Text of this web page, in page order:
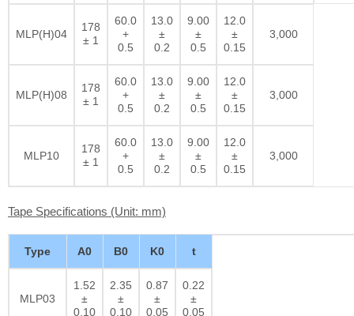
MLP(H)04
178
± 1
60.0
+
0.5
13.0
±
0.2
9.00
±
0.5
12.0
±
0.15
3,000
MLP(H)08
178
± 1
60.0
+
0.5
13.0
±
0.2
9.00
±
0.5
12.0
±
0.15
3,000
MLP10
178
± 1
60.0
+
0.5
13.0
±
0.2
9.00
±
0.5
12.0
±
0.15
3,000
Tape Specifications (Unit: mm)
Type A0 B0 K0 t
MLP03
1.52
±
0.10
2.35
±
0.10
0.87
±
0.05
0.22
±
0.05